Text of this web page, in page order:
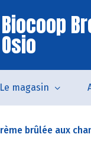
Biocoop
Osio
Le magasin
brûlée aux